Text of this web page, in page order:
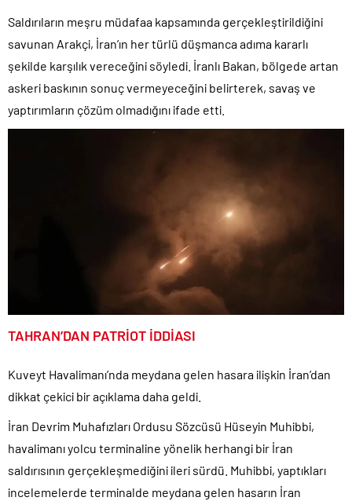
Saldırıların meşru müdafaa kapsamında gerçekleştirildiğini
savunan Arakçi, İran’ın her türlü düşmanca adıma kararlı
şekilde karşılık vereceğini söyledi. İranlı Bakan, bölgede artan
askeri baskının sonuç vermeyeceğini belirterek, savaş ve
yaptırımların çözüm olmadığını ifade etti.
TAHRAN’DAN PATRİOT İDDİASI
Kuveyt Havalimanı’nda meydana gelen hasara ilişkin İran’dan
dikkat çekici bir açıklama daha geldi.
İran Devrim Muhafızları Ordusu Sözcüsü Hüseyin Muhibbi,
havalimanı yolcu terminaline yönelik herhangi bir İran
saldırısının gerçekleşmediğini ileri sürdü. Muhibbi, yaptıkları
incelemelerde terminalde meydana gelen hasarın İran